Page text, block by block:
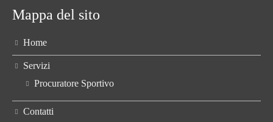
Mappa del sito
Home
Servizi
Procuratore Sportivo
Contatti